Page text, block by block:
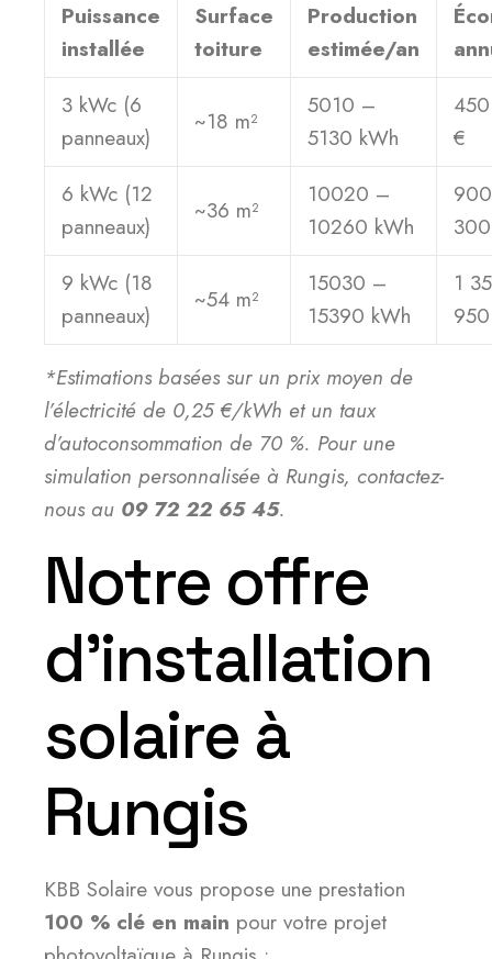
Puissance
installée
Surface
toiture
Production
estimée/an
3 kWc (6
panneaux)
~18 m²
5010 –
5130 kWh
€
6 kWc (12
panneaux)
~36 m²
10020 –
10260 kWh
9 kWc (18
panneaux)
~54 m²
15030 –
15390 kWh
1
*Estimations basées sur un prix moyen de
l’électricité de 0,25 €/kWh et un taux
d’autoconsommation de 70 %. Pour une
simulation personnalisée à Rungis, contactez-
nous au 09 72 22 65 45.
Notre offre
d’installation
solaire à
Rungis
KBB Solaire vous propose une prestation
100 % clé en main pour votre projet